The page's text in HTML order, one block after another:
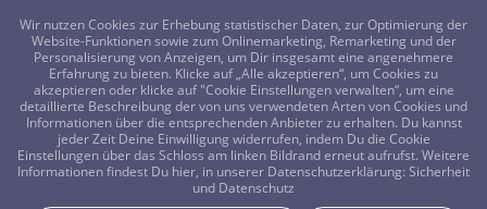
FRAGEN? KOSTENLOS ANRUFEN: 0800-8478266
Schlagwortarchiv für: Indien
Wir nutzen Cookies zur Erhebung statistischer Daten, zur Optimierung der
Website-Funktionen sowie zum Onlinemarketing, Remarketing und der
Personalisierung von Anzeigen, um Dir insgesamt eine angenehmere
Erfahrung zu bieten. Klicke auf „Alle akzeptieren“, um Cookies zu
akzeptieren oder klicke auf "Cookie Einstellungen verwalten“, um eine
detaillierte Beschreibung der von uns verwendeten Arten von Cookies und
Informationen über die entsprechenden Anbieter zu erhalten. Du kannst
jeder Zeit Deine Einwilligung widerrufen, indem Du die Cookie
Einstellungen über das Schloss am linken Bildrand erneut aufrufst. Weitere
Informationen findest Du hier, in unserer Datenschutzerklärung: Sicherheit
und Datenschutz